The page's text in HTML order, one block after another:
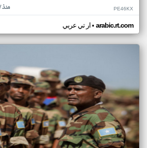
منذ ٢٧ يوم PE46KX
ار تي عربي• arabic.rt.com